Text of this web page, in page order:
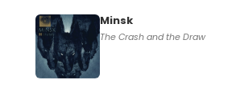
Minsk
The Crash and the Draw